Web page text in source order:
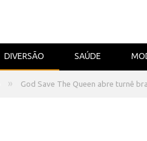
DIVERSÃO SAÚDE
» God Save The Queen abre turnê